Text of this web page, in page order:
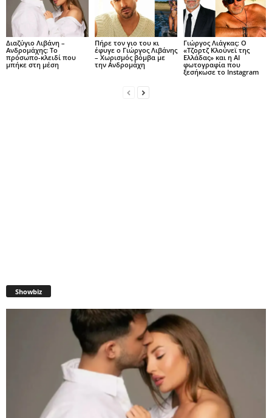
Διαζύγιο Λιβάνη –
Ανδρομάχης: Το
πρόσωπο-κλειδί που
μπήκε στη μέση
Πήρε τον γιο του κι
έφυγε ο Γιώργος Λιβάνης
– Χωρισμός βόμβα με
την Ανδρομάχη
Γιώργος Λιάγκας: Ο
«Τζορτζ Κλούνεϊ της
Ελλάδας» και η AI
φωτογραφία που
ξεσήκωσε το Instagram
Showbiz